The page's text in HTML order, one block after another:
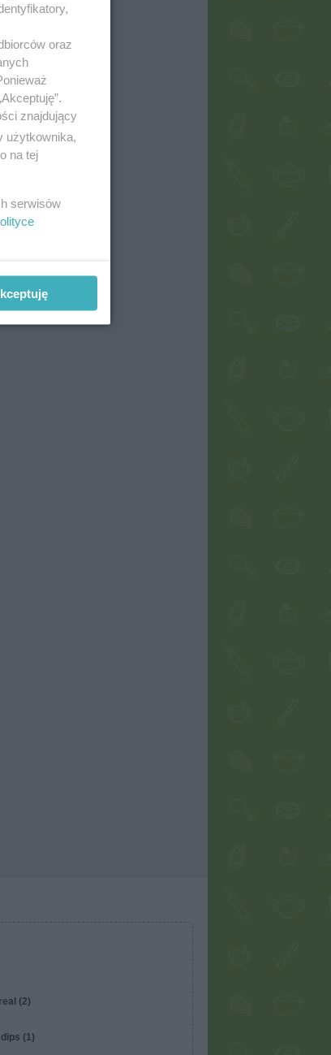
(2)
(1)
oraz
znajdujący
użytkownika,
na tej
serwisów